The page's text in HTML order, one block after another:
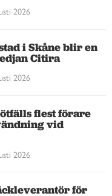
2026
i Skåne blir en
Citira
2026
flest förare
vid
2026
för